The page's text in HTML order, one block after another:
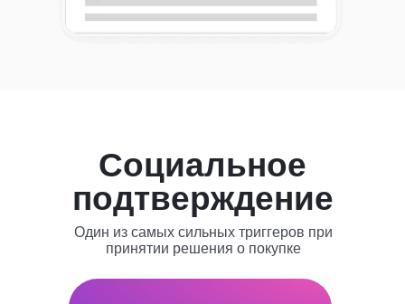
Социальное
подтверждение
Один из самых сильных триггеров при
принятии решения о покупке